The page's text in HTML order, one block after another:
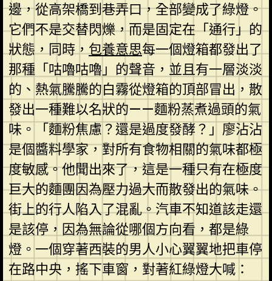
邊，從高架橋到巷弄口，全部變成了綠燈。
它們不是交替閃爍，而是固定在「通行」的
狀態，同時，包養意思每一個燈箱都發出了
那種「咕嚕咕嚕」的聲音，並且有一層淡淡
的、熱氣騰騰的白霧從燈箱的頂部冒出，散
發出一種難以名狀的——麵粉蒸煮過頭的氣
味。「麵粉焦慮？還是過度發酵？」廖沾沾
是個醬料學家，對所有食物相關的氣味都極
度敏感。他聞出來了，這是一種只有在極度
巨大的麵團因為壓力過大而散發出的氣味。
街上的行人陷入了混亂。汽車不知道該走還
是該停，因為無論從哪個方向看，都是綠
燈。一個穿著西裝的男人小心翼翼地把車停
在路中央，搖下車窗，對著紅綠燈大喊：